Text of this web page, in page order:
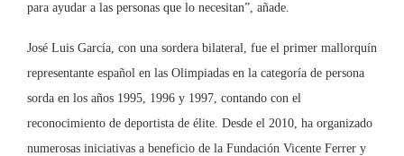
para ayudar a las personas que lo necesitan”, añade.
José Luis García, con una sordera bilateral, fue el primer mallorquín
representante español en las Olimpiadas en la categoría de persona
sorda en los años 1995, 1996 y 1997, contando con el
reconocimiento de deportista de élite. Desde el 2010, ha organizado
numerosas iniciativas a beneficio de la Fundación Vicente Ferrer y